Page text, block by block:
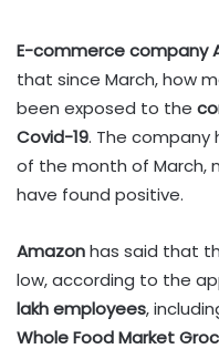
E-commerce company
that since March, how
been exposed to the
Covid-19. The
of the month of March,
have found positive.
Amazonhas said that
low, according to the
lakh employees,
Whole Food Market